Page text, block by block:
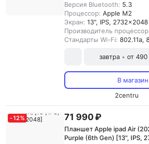
Версия Bluetooth: 5.3
Процессор: Apple M2
Экран: 13", IPS, 2732x2048
Производитель
Стандарты Wi-Fi: 802.11a,
завтра • от
В магазин
2centru
-12% 71 990 ₽
Планшет Apple ipad Air
Purple (6th Gen) [13", IPS,